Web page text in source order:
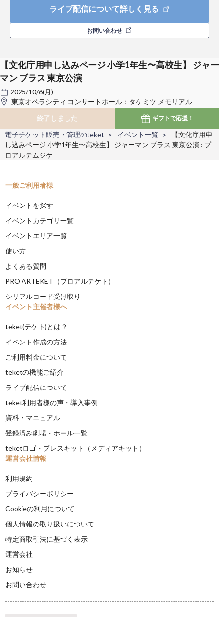
ライブ配信について詳しく見る
お問い合わせ
【文化庁用申し込みページ 小学1年生〜高校生】 ジャー
マン ブラス 東京公演
2025/10/6(月)
東京オペラシティ コンサートホール：タケミツ メモリアル
終了しました
ギフトで応援！
電子チケット販売・管理のteket イベント一覧
【文化庁用申
し込みページ 小学1年生〜高校生】 ジャーマン ブラス 東京公演 : プ
ロアルテムジケ
一般ご利用者様
イベントを探す
イベントカテゴリ一覧
イベントエリア一覧
使い方
よくある質問
PRO ARTEKET（プロアルテケト）
シリアルコード受け取り
イベント主催者様へ
teket(テケト)とは？
イベント作成の方法
ご利用料金について
teketの機能ご紹介
ライブ配信について
teket利用者様の声・導入事例
資料・マニュアル
登録済み劇場・ホール一覧
teketロゴ・プレスキット（メディアキット）
運営会社情報
利用規約
プライバシーポリシー
Cookieの利用について
個人情報の取り扱いについて
特定商取引法に基づく表示
運営会社
お知らせ
お問い合わせ